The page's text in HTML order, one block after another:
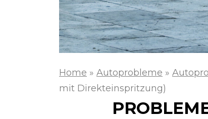
Home » Autoprobleme »
mit Direkteinspritzung)